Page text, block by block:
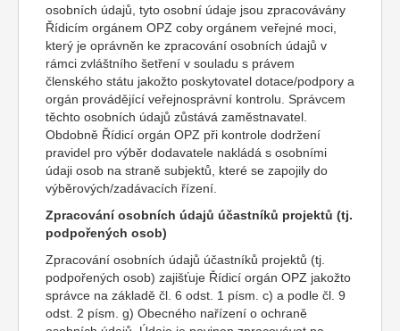
osobních údajů, tyto osobní údaje jsou zpracovávány
Řídicím orgánem OPZ coby orgánem veřejné moci,
který je oprávněn ke zpracování osobních údajů v
rámci zvláštního šetření v souladu s právem
členského státu jakožto poskytovatel dotace/podpory a
orgán provádějící veřejnosprávní kontrolu. Správcem
těchto osobních údajů zůstává zaměstnavatel.
Obdobně Řídicí orgán OPZ při kontrole dodržení
pravidel pro výběr dodavatele nakládá s osobními
údaji osob na straně subjektů, které se zapojily do
výběrových/zadávacích řízení.
Zpracování osobních údajů účastníků projektů (tj.
podpořených osob)
Zpracování osobních údajů účastníků projektů (tj.
podpořených osob) zajišťuje Řídicí orgán OPZ jakožto
správce na základě čl. 6 odst. 1 písm. c) a podle čl. 9
odst. 2 písm. g) Obecného nařízení o ochraně